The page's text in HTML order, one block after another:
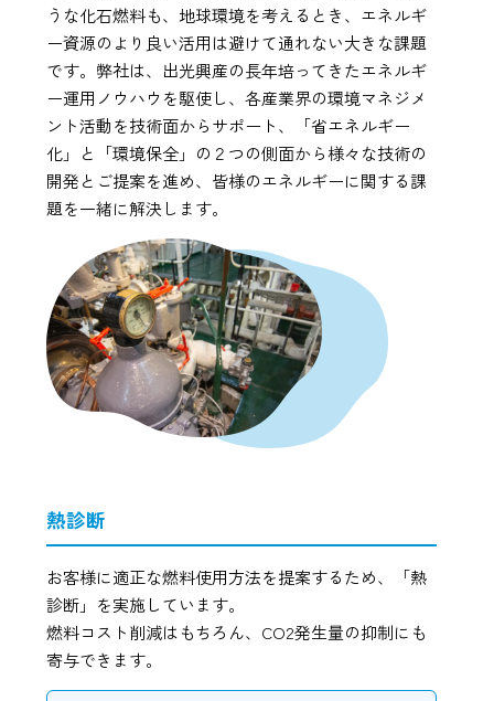
うな化石燃料も、地球環境を考えるとき、エネルギ
ー資源のより良い活用は避けて通れない大きな課題
です。弊社は、出光興産の長年培ってきたエネルギ
ー運用ノウハウを駆使し、各産業界の環境マネジメ
ント活動を技術面からサポート、「省エネルギー
化」と「環境保全」の２つの側面から様々な技術の
開発とご提案を進め、皆様のエネルギーに関する課
題を一緒に解決します。
熱診断
お客様に適正な燃料使用方法を提案するため、「熱
診断」を実施しています。
燃料コスト削減はもちろん、CO2発生量の抑制にも
寄与できます。